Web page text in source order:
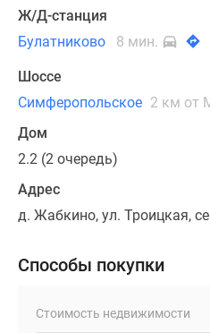
Ж/Д-станция
Булатниково
8 мин.
Шоссе
Симферопольское 2 км от
Дом
2.2 (2 очередь)
Адрес
д. Жабкино, ул. Троицкая,
Способы покупки
Стоимость недвижимости